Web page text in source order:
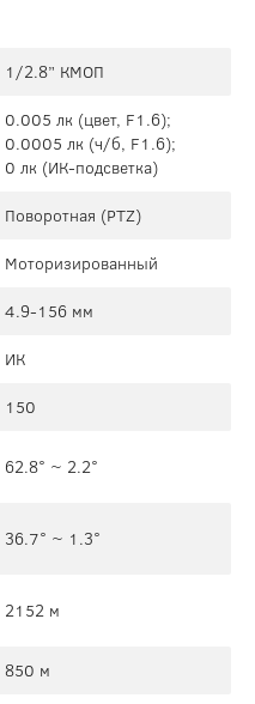
1/2.8” КМОП
0.005 лк (цвет, F1.6);
0.0005 лк (ч/б, F1.6);
0 лк (ИК-подсветка)
Поворотная (PTZ)
Моторизированный
4.9-156 мм
ИК
150
62.8° ~ 2.2°
36.7° ~ 1.3°
2152 м
850 м